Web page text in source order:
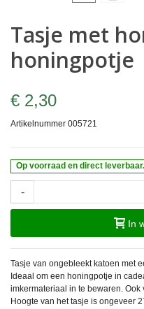
Tasje met
honingpotje
€ 2,30
Artikelnummer 005721
Op voorraad en direct leverbaar.
-
In
Tasje van ongebleekt katoen met
Ideaal om een honingpotje in
imkermateriaal in te bewaren. Ook
Hoogte van het tasje is ongeveer